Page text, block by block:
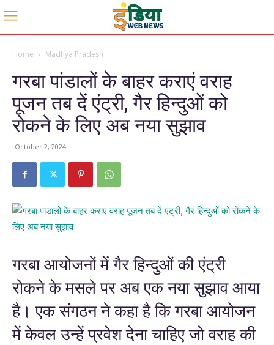
Home Madhya Pradesh
गरबा पांडालों के बाहर कराएं वराह
पूजन तब दें एंट्री, गैर हिन्दुओं को
रोकने के लिए अब नया सुझाव
October 2, 2024
गरबा आयोजनों में गैर हिन्दुओं की एंट्री
रोकने के मसले पर अब एक नया सुझाव आया
है। एक संगठन ने कहा है कि गरबा आयोजन
में केवल उन्हें प्रवेश देना चाहिए जो वराह की